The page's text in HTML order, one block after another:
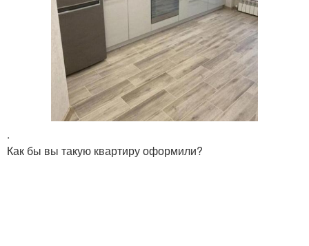
.
Как бы вы такую квартиру оформили?